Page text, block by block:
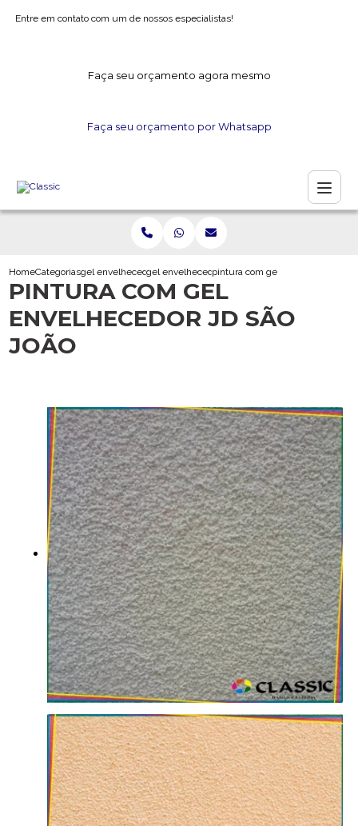
Entre em contato com um de nossos especialistas!
Faça seu orçamento agora mesmo
Faça seu orçamento por Whatsapp
HomeCategoriasgel envelhecedorgel envelhecedor para madeirapintura com gel envelhecedor jd
PINTURA COM GEL
ENVELHECEDOR JD SÃO
JOÃO